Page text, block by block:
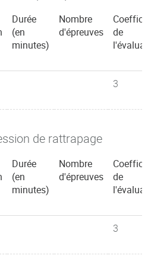
Durée
(en
minutes)
Nombre
d'épreuves
de
3
de rattrapage
Durée
(en
minutes)
Nombre
d'épreuves
de
3